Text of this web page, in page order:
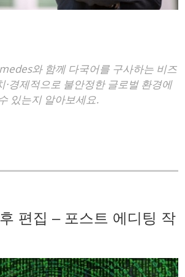
와 함께 다국어를 구사하는 비즈
·경제적으로 불안정한 글로벌 환경에
있는지 알아보세요.
편집 – 포스트 에디팅 작